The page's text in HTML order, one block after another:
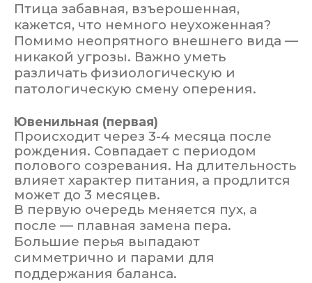
Птица забавная, взъерошенная,
кажется, что немного неухоженная?
Помимо неопрятного внешнего вида —
никакой угрозы. Важно уметь
различать физиологическую и
патологическую смену оперения.
Ювенильная (первая)
Происходит через 3-4 месяца после
рождения. Совпадает с периодом
полового созревания. На длительность
влияет характер питания, а продлится
может до 3 месяцев.
В первую очередь меняется пух, а
после — плавная замена пера.
Большие перья выпадают
симметрично и парами для
поддержания баланса.